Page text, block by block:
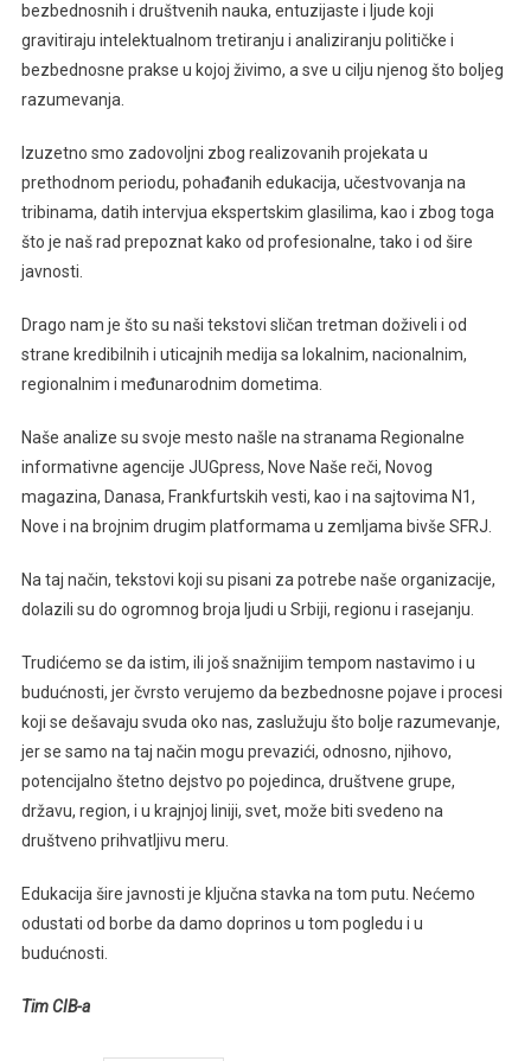
bezbednosnih i društvenih nauka, entuzijaste i ljude koji
gravitiraju intelektualnom tretiranju i analiziranju političke i
bezbednosne prakse u kojoj živimo, a sve u cilju njenog što boljeg
razumevanja.
Izuzetno smo zadovoljni zbog realizovanih projekata u
prethodnom periodu, pohađanih edukacija, učestvovanja na
tribinama, datih intervjua ekspertskim glasilima, kao i zbog toga
što je naš rad prepoznat kako od profesionalne, tako i od šire
javnosti.
Drago nam je što su naši tekstovi sličan tretman doživeli i od
strane kredibilnih i uticajnih medija sa lokalnim, nacionalnim,
regionalnim i međunarodnim dometima.
Naše analize su svoje mesto našle na stranama Regionalne
informativne agencije JUGpress, Nove Naše reči, Novog
magazina, Danasa, Frankfurtskih vesti, kao i na sajtovima N1,
Nove i na brojnim drugim platformama u zemljama bivše SFRJ.
Na taj način, tekstovi koji su pisani za potrebe naše organizacije,
dolazili su do ogromnog broja ljudi u Srbiji, regionu i rasejanju.
Trudićemo se da istim, ili još snažnijim tempom nastavimo i u
budućnosti, jer čvrsto verujemo da bezbednosne pojave i procesi
koji se dešavaju svuda oko nas, zaslužuju što bolje razumevanje,
jer se samo na taj način mogu prevazići, odnosno, njihovo,
potencijalno štetno dejstvo po pojedinca, društvene grupe,
državu, region, i u krajnjoj liniji, svet, može biti svedeno na
društveno prihvatljivu meru.
Edukacija šire javnosti je ključna stavka na tom putu. Nećemo
odustati od borbe da damo doprinos u tom pogledu i u
budućnosti.
Tim CIB-a